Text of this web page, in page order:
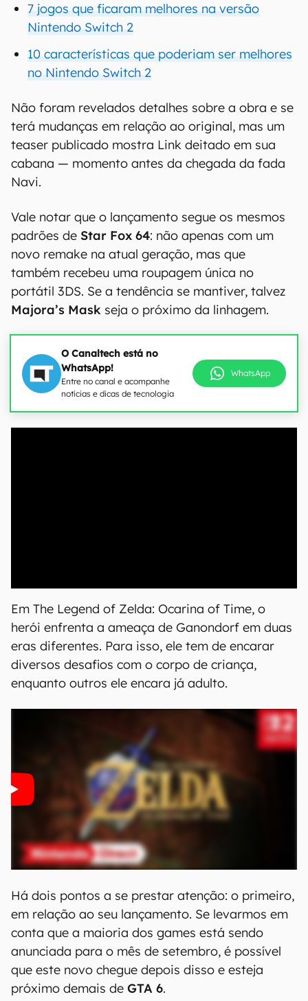
7 jogos que ficaram melhores na versão
Nintendo Switch 2
10 características que poderiam ser melhores
no Nintendo Switch 2
Não foram revelados detalhes sobre a obra e se
terá mudanças em relação ao original, mas um
teaser publicado mostra Link deitado em sua
cabana — momento antes da chegada da fada
Navi.
Vale notar que o lançamento segue os mesmos
padrões de Star Fox 64: não apenas com um
novo remake na atual geração, mas que
também recebeu uma roupagem única no
portátil 3DS. Se a tendência se mantiver, talvez
Majora’s Mask seja o próximo da linhagem.
O Canaltech está no
WhatsApp!
Entre no canal e acompanhe
notícias e dicas de tecnologia
WhatsApp
Em The Legend of Zelda: Ocarina of Time, o
herói enfrenta a ameaça de Ganondorf em duas
eras diferentes. Para isso, ele tem de encarar
diversos desafios com o corpo de criança,
enquanto outros ele encara já adulto.
Há dois pontos a se prestar atenção: o primeiro,
em relação ao seu lançamento. Se levarmos em
conta que a maioria dos games está sendo
anunciada para o mês de setembro, é possível
que este novo chegue depois disso e esteja
próximo demais de GTA 6.